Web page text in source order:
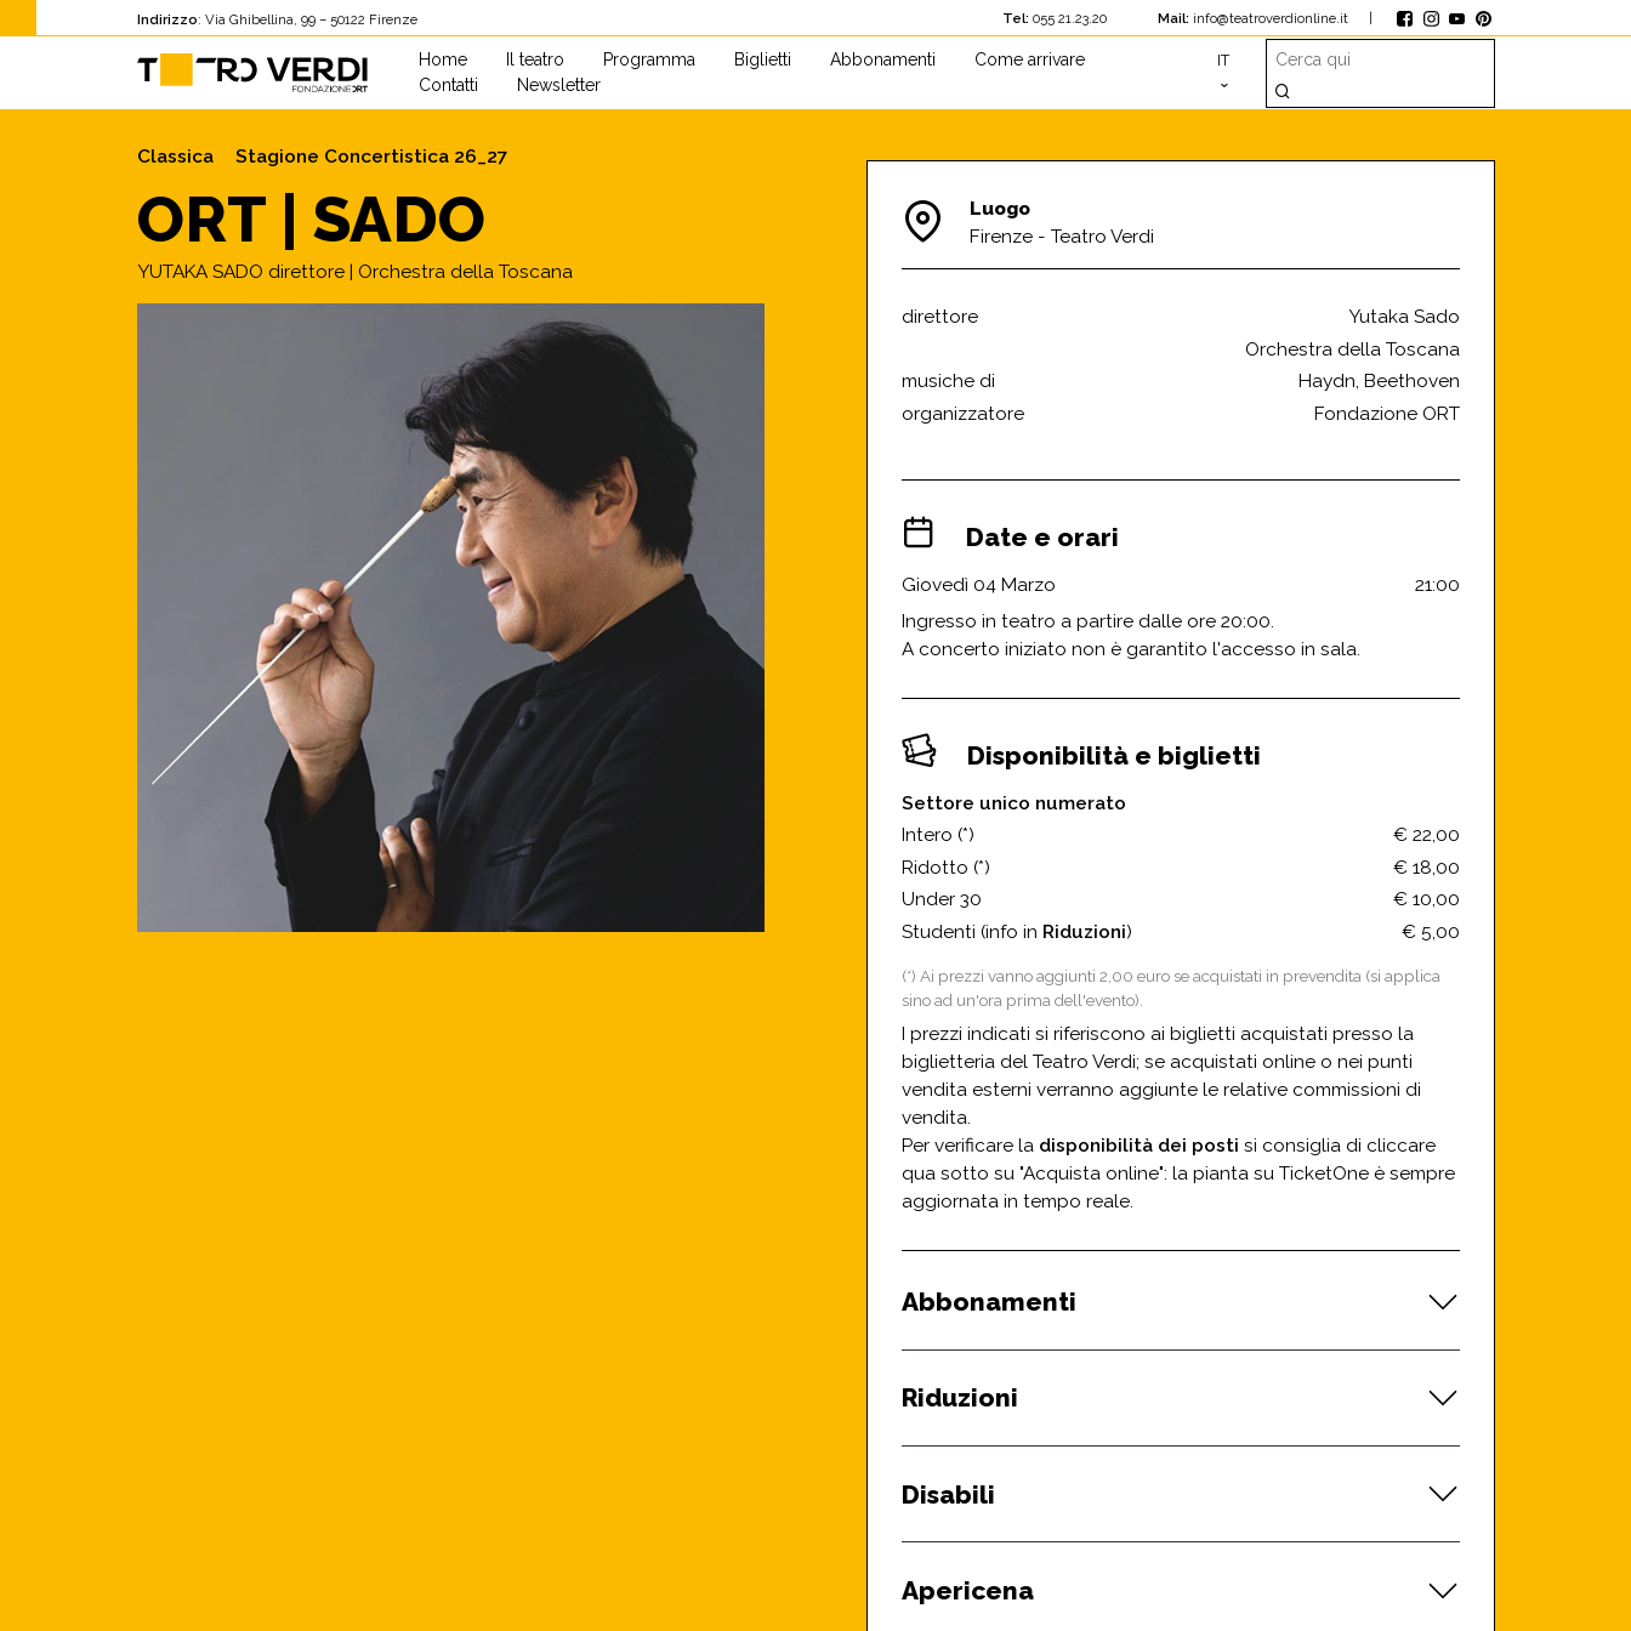
Indirizzo: Via Ghibellina, 99 – 50122 Firenze Tel: 055 21.23.20Mail: info@teatroverdionline.it
Home Il teatro Programma Biglietti Abbonamenti
Come arrivare
Contatti
Newsletter
IT
Classica Stagione Concertistica 26_27
ORT | SADO
YUTAKA SADO direttore | Orchestra della Toscana
Luogo
Firenze - Teatro Verdi
direttore
Yutaka Sado
Orchestra della Toscana
musiche di
Haydn, Beethoven
organizzatore
Fondazione ORT
Date e orari
Giovedì 04 Marzo
21:00
Ingresso in teatro a partire dalle ore 20:00.
A concerto iniziato non è garantito l'accesso in sala.
Disponibilità e biglietti
Settore unico numerato
Intero (*)
€ 22,00
Ridotto (*)
€ 18,00
Under 30
€ 10,00
Studenti (info in Riduzioni) € 5,00
(*) Ai prezzi vanno aggiunti 2,00 euro se acquistati in prevendita (si applica
sino ad un'ora prima dell'evento).
I prezzi indicati si riferiscono ai biglietti acquistati presso la
biglietteria del Teatro Verdi; se acquistati online o nei punti
vendita esterni verranno aggiunte le relative commissioni di
vendita.
Per verificare la disponibilità dei posti si consiglia di cliccare
qua sotto su "Acquista online": la pianta su TicketOne è sempre
aggiornata in tempo reale.
Abbonamenti
Riduzioni
Disabili
Apericena